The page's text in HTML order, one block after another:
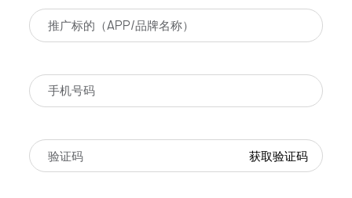
获取验证码